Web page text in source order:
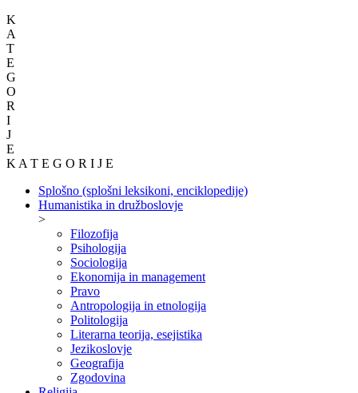
K
A
T
E
G
O
R
I
J
E
K A T E G O R I J E
Splošno (splošni leksikoni, enciklopedije)
Humanistika in družboslovje
>
Filozofija
Psihologija
Sociologija
Ekonomija in management
Pravo
Antropologija in etnologija
Politologija
Literarna teorija, esejistika
Jezikoslovje
Geografija
Zgodovina